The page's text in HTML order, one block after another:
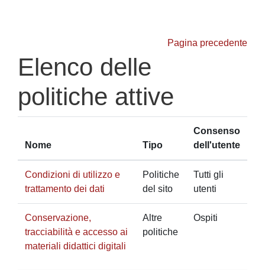
Pagina precedente
Elenco delle
politiche attive
Nome Tipo
Consenso
dell'utente
Condizioni di utilizzo e
trattamento dei dati
Politiche
del sito
Tutti gli
utenti
Conservazione,
tracciabilità e accesso ai
materiali didattici digitali
Altre
politiche
Ospiti